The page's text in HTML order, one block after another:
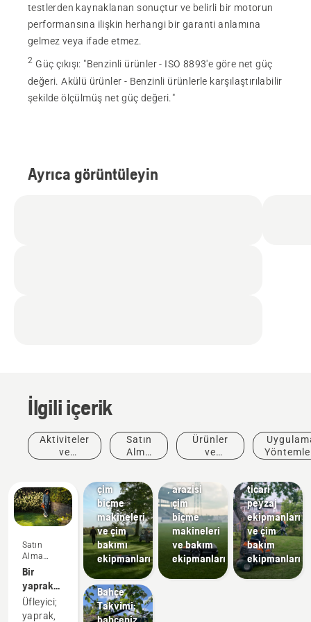
testlerden kaynaklanan sonuçtur ve belirli bir motorun
performansına ilişkin herhangi bir garanti anlamına
gelmez veya ifade etmez.
2 Güç çıkışı: "Benzinli ürünler - ISO 8893'e göre net güç
değeri. Akülü ürünler - Benzinli ürünlerle karşılaştırılabilir
şekilde ölçülmüş net güç değeri."
Ayrıca görüntüleyin
İlgili içerik
Aktiviteler
ve
Satın
Alma
Ürünler
ve
Satın
Alma
Önerisi
Bir
yaprak
üfleyici
satın
Üfleyici;
yaprak,
Golf
courses
Golf
çim
biçme
makineleri
ve çim
bakımı
ekipmanları
Uygulama
Yöntemleri
ve
Kılavuzlar
Bahçe
Takvimi:
bahçeniz
Sports
clubs
arazisi
çim
biçme
makineleri
ve bakım
ekipmanları
Landscaping
Peyzaj
ticari
peyzaj
ekipmanları
ve çim
bakım
ekipmanları